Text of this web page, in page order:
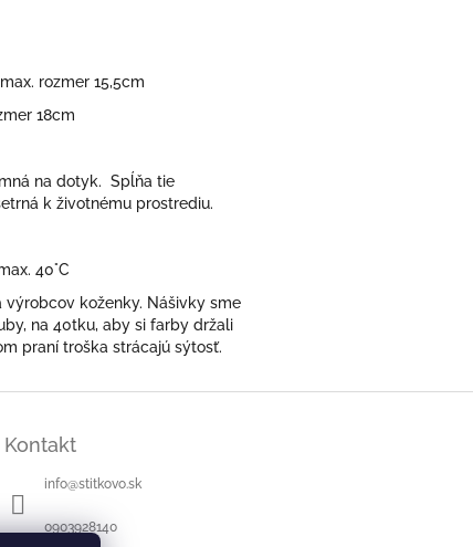
rozmer 15,5cm
18cm
na dotyk. Spĺňa tie
k životnému prostrediu.
40°C
výrobcov koženky. Nášivky sme
na 40tku, aby si farby držali
praní troška strácajú sýtosť.
Kontakt
info@stitkovo.sk
0903928140